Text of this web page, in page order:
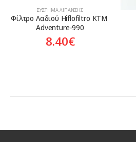
ΣΎΣΤΗΜΑ ΛΊΠΑΝΣΗΣ
Φίλτρο Λαδιού Hiflofiltro KTM
Adventure-990
8.40€